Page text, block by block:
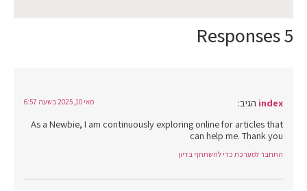
5 Responses
index הגיב: מאי 10, 2025 בשעה 6:57
As a Newbie, I am continuously exploring online for articles that
can help me. Thank you
התחבר למערכת כדי להשתתף בדיון